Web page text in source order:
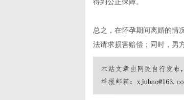
总之，在怀孕期间离婚的情
法请求损害赔偿；同时，男